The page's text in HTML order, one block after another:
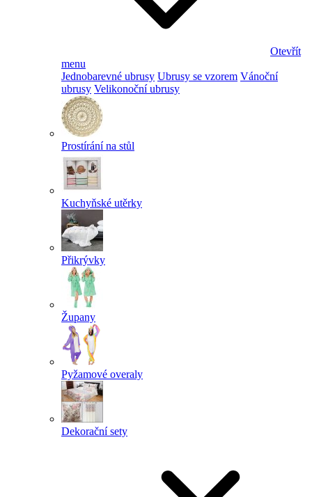
Otevřít
menu
Jednobarevné ubrusy Ubrusy se vzorem Vánoční
ubrusy Velikonoční ubrusy
Prostírání na stůl
Kuchyňské utěrky
Přikrývky
Župany
Pyžamové overaly
Dekorační sety